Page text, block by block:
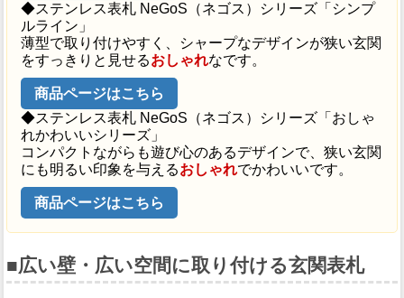
◆ステンレス表札 NeGoS（ネゴス）シリーズ「シンプ
ルライン」
薄型で取り付けやすく、シャープなデザインが狭い玄関
をすっきりと見せるおしゃれなです。
商品ページはこちら
◆ステンレス表札 NeGoS（ネゴス）シリーズ「おしゃ
れかわいいシリーズ」
コンパクトながらも遊び心のあるデザインで、狭い玄関
にも明るい印象を与えるおしゃれでかわいいです。
商品ページはこちら
■広い壁・広い空間に取り付ける玄関表札